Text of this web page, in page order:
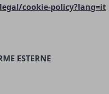
cookie-policy?lang=it
ESTERNE